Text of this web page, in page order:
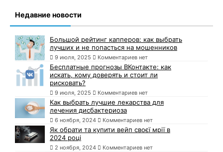
Недавние новости
Большой рейтинг капперов: как выбрать
лучших и не попасться на мошенников
9 июля, 2025 Комментариев нет
Бесплатные прогнозы ВКонтакте: как
искать, кому доверять и стоит ли
рисковать?
9 июля, 2025 Комментариев нет
Как выбрать лучшие лекарства для
лечения дисбактериоза
6 ноября, 2024 Комментариев нет
Як обрати та купити вейп своєї мрії в
2024 році
2 ноября, 2024 Комментариев нет